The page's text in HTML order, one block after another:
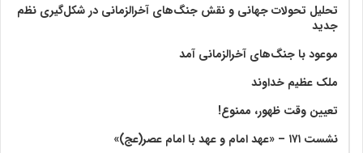
تحلیل تحولات جهانی و نقش جنگ‌های آخرالزمانی در شکل‌گیری نظم
جدید
موعود با جنگ‌های آخرالزمانی آمد
ملک عظیم خداوند
تعیین وقت ظهور، ممنوع!
نشست ۱۷۱ – «عهد امام و عهد با امام عصر(عج)»